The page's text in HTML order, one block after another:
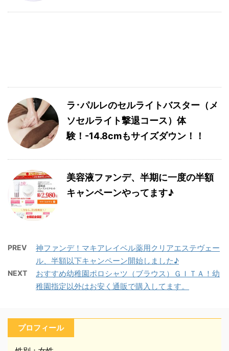
ラ･パルレのセルライトバスター（メ
ソセルライト撃退コース）体
験！-14.8cmもサイズダウン！！
美容液ファンデ、半期に一度の半額
キャンペーンやってます♪
PREV
神ファンデ！マキアレイベル薬用クリアエステヴェー
ル、半額以下キャンペーン開始しました♪
NEXT
おすすめ幼稚園ポロシャツ（ブラウス）ＧＩＴＡ！幼
稚園指定以外はお安く通販で購入してます。
プロフィール